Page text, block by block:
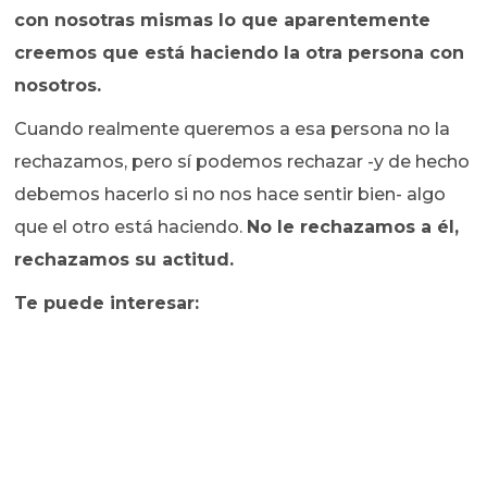
con nosotras mismas lo que aparentemente
creemos que está haciendo la otra persona con
nosotros.
Cuando realmente queremos a esa persona no la
rechazamos, pero sí podemos rechazar -y de hecho
debemos hacerlo si no nos hace sentir bien- algo
que el otro está haciendo. No le rechazamos a él,
rechazamos su actitud.
Te puede interesar: